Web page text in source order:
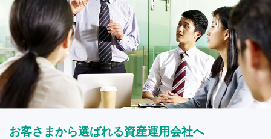
お客さまから選ばれる資産運用会社へ